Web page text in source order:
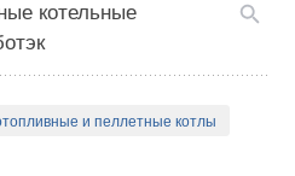
котельные
и пеллетные котлы